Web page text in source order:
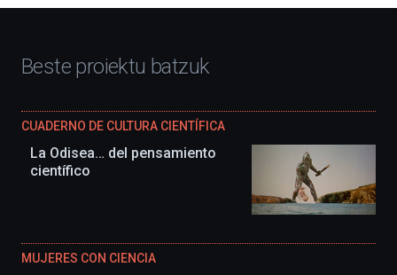
Beste proiektu batzuk
CUADERNO DE CULTURA CIENTÍFICA
La Odisea… del pensamiento
científico
MUJERES CON CIENCIA